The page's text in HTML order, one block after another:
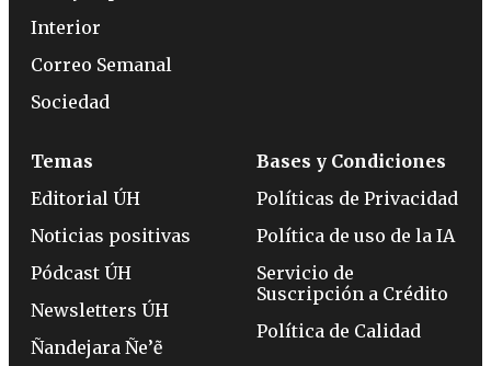
Interior
Correo Semanal
Sociedad
Temas
Editorial ÚH
Noticias positivas
Pódcast ÚH
Newsletters ÚH
Ñandejara Ñe’ẽ
Bases y Condiciones
Políticas de Privacidad
Política de uso de la IA
Servicio de
Suscripción a Crédito
Política de Calidad